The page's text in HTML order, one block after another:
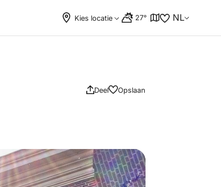
Kies locatie 27° NL
Deel Opslaan